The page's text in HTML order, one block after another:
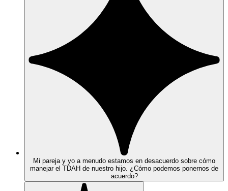
Mi pareja y yo a menudo estamos en desacuerdo sobre cómo
manejar el TDAH de nuestro hijo. ¿Cómo podemos ponernos de
acuerdo?